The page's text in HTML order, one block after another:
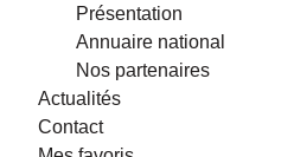
Présentation
Annuaire national
Nos partenaires
Actualités
Contact